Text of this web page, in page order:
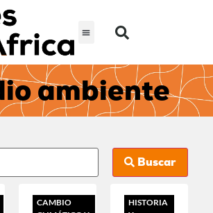
ambiente
Buscar
CAMBIO
HISTORIA